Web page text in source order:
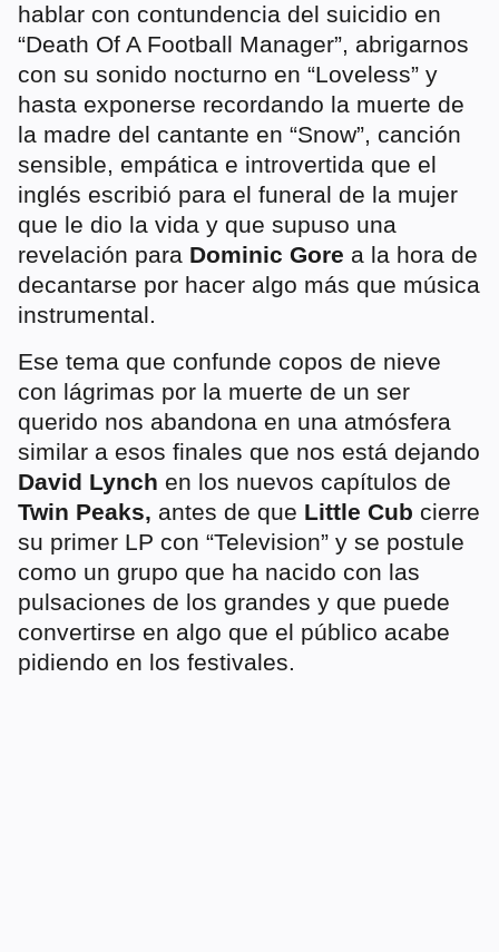
hablar con contundencia del suicidio en
“Death Of A Football Manager”, abrigarnos
con su sonido nocturno en “Loveless” y
hasta exponerse recordando la muerte de
la madre del cantante en “Snow”, canción
sensible, empática e introvertida que el
inglés escribió para el funeral de la mujer
que le dio la vida y que supuso una
revelación para Dominic Gore a la hora de
decantarse por hacer algo más que música
instrumental.
Ese tema que confunde copos de nieve
con lágrimas por la muerte de un ser
querido nos abandona en una atmósfera
similar a esos finales que nos está dejando
David Lynch en los nuevos capítulos de
Twin Peaks, antes de que Little Cub cierre
su primer LP con “Television” y se postule
como un grupo que ha nacido con las
pulsaciones de los grandes y que puede
convertirse en algo que el público acabe
pidiendo en los festivales.